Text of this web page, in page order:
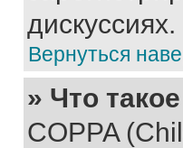
дискуссиях.
Вернуться
» Что
COPPA